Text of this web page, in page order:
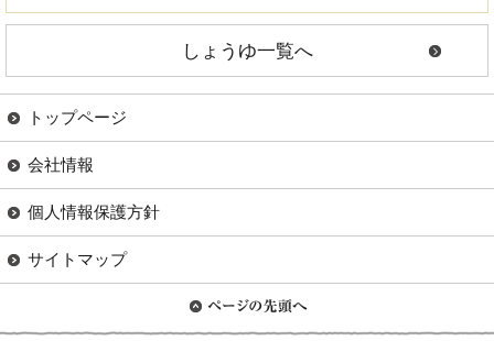
しょうゆ一覧へ
トップページ
会社情報
個人情報保護方針
サイトマップ